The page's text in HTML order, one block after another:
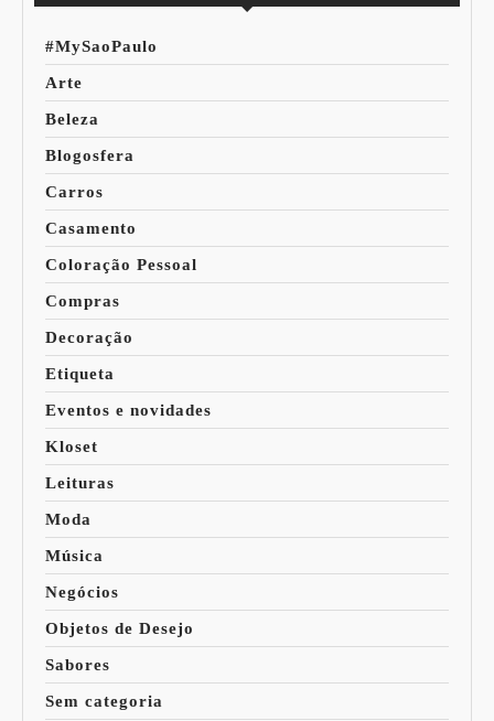
#MySaoPaulo
Arte
Beleza
Blogosfera
Carros
Casamento
Coloração Pessoal
Compras
Decoração
Etiqueta
Eventos e novidades
Kloset
Leituras
Moda
Música
Negócios
Objetos de Desejo
Sabores
Sem categoria